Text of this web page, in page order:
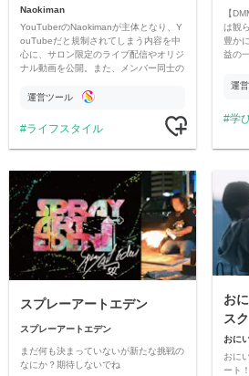
Naokiman
YouTuberのNaokimanが主体となり、Y
ouTubeだと規制されてしまう内容を中
心に、サロン限定のライブ配信やオリジ
ナル動画を公開。また、メンバー同士の
ただいています。
運営ツール
ライフスタイル
【
は観
豊か
益の
す運
学
スプレーアートエデン
スプレーアートエデン
まだ何も決まっていないが新たな挑戦の
なにか？期待しないでね
お
ス
おに
おに
ート